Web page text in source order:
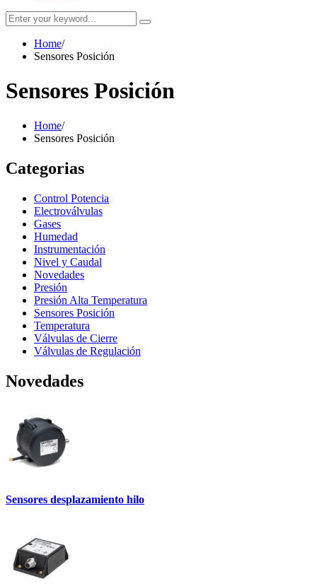
Home/
Sensores Posición
Sensores Posición
Home/
Sensores Posición
Categorias
Control Potencia
Electroválvulas
Gases
Humedad
Instrumentación
Nivel y Caudal
Novedades
Presión
Presión Alta Temperatura
Sensores Posición
Temperatura
Válvulas de Cierre
Válvulas de Regulación
Novedades
Sensores desplazamiento hilo